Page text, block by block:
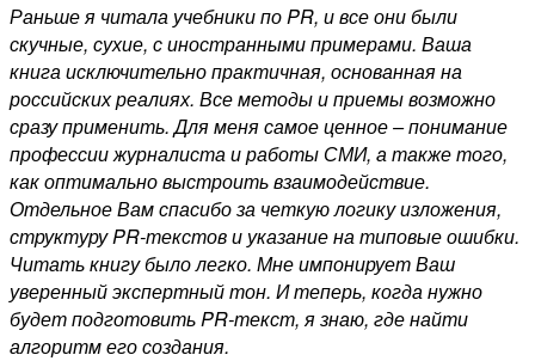
Раньше я читала учебники по PR, и все они были
скучные, сухие, с иностранными примерами. Ваша
книга исключительно практичная, основанная на
российских реалиях. Все методы и приемы возможно
сразу применить. Для меня самое ценное – понимание
профессии журналиста и работы СМИ, а также того,
как оптимально выстроить взаимодействие.
Отдельное Вам спасибо за четкую логику изложения,
структуру PR-текстов и указание на типовые ошибки.
Читать книгу было легко. Мне импонирует Ваш
уверенный экспертный тон. И теперь, когда нужно
будет подготовить PR-текст, я знаю, где найти
алгоритм его создания.